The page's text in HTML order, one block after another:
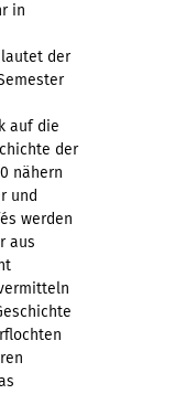
in
der
auf die
der
nähern
und
werden
aus